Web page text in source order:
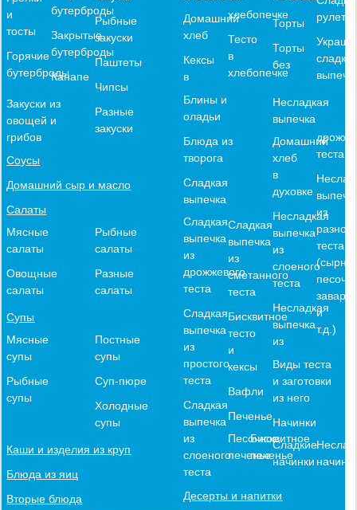
и
тосты
Горячие
бутерброды
бутерброды
Закрытые
бутерброды
Канапе
Закуски из
овощей и
грибов
Рыбные
закуски
Паштеты
Чипсы
Разные
закуски
Соусы
Домашний сыр и масло
Салаты
Мясные
салаты
Овощные
салаты
Рыбные
салаты
Разные
салаты
Супы
Мясные
супы
Рыбные
супы
Постные
супы
Суп-пюре
Холодные
супы
Каши и изделия из круп
Блюда из яиц
Вторые блюда
Домашний
хлеб
Кексы
в
хлебопечке
Тесто
в
хлебопечке
Блины и
оладьи
Блюда из
творога
Сладкая
выпечка
Сладкая
выпечка
из
дрожжевого
теста
Сладкая
выпечка
из
простого
теста
Сладкая
выпечка
из
слоеного
теста
Сладкая
выпечка
из
сметанного
теста
Бисквитное
тесто
и
кексы
Вафли
Печенье
Песочное
печенье
Бисквитное
печенье
Торты
Торты
без
рулеты
Несладкая
выпечка
Домашний
хлеб
в
духовке
Несладкая
выпечка
из
слоеного
теста
Несладкая
выпечка
из
теста
из
разного
теста
и
т.д.)
Виды теста
и заготовки
из него
Начинки
Сладкие
начинки
Десерты и напитки